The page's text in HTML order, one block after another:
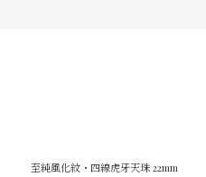
至純風化紋・四線虎牙天珠 22mm